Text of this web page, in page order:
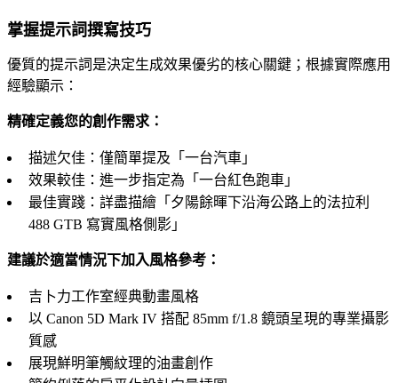
掌握提示詞撰寫技巧
優質的提示詞是決定生成效果優劣的核心關鍵；根據實際應用
經驗顯示：
精確定義您的創作需求：
描述欠佳：僅簡單提及「一台汽車」
效果較佳：進一步指定為「一台紅色跑車」
最佳實踐：詳盡描繪「夕陽餘暉下沿海公路上的法拉利
488 GTB 寫實風格側影」
建議於適當情況下加入風格參考：
吉卜力工作室經典動畫風格
以 Canon 5D Mark IV 搭配 85mm f/1.8 鏡頭呈現的專業攝影
質感
展現鮮明筆觸紋理的油畫創作